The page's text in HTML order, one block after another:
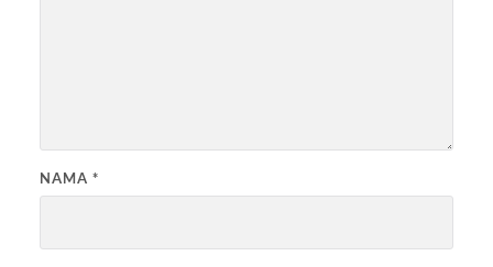
NAMA *